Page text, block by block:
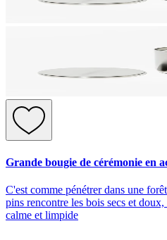
Grande bougie de cérémonie en
C'est comme pénétrer dans une
pins rencontre les bois secs et
calme et limpide